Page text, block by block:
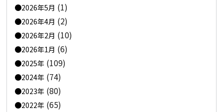
2026年5月 (1)
2026年4月 (2)
2026年2月 (10)
2026年1月 (6)
2025年 (109)
2024年 (74)
2023年 (80)
2022年 (65)